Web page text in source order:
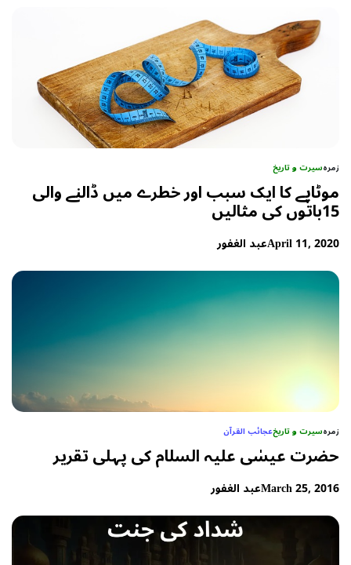
زمرہسیرت و تاریخ
موٹاپے کا ایک سبب اور خطرے میں ڈالنے والی
15باتوں كی مثالیں
April 11, 2020عبد الغفور
زمرہسیرت و تاریخعجائب القرآن
حضرت عیسٰی علیہ السلام کی پہلی تقریر
March 25, 2016عبد الغفور